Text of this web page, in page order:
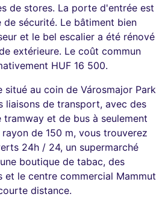
de stores. La porte d'entrée est
de sécurité. Le bâtiment bien
et le bel escalier a été rénové
extérieure. Le coût commun
HUF 16 500.
situé au coin de Városmajor Park
liaisons de transport, avec des
et de bus à seulement
de 150 m, vous trouverez
24h / 24, un supermarché
boutique de tabac, des
et le centre commercial Mammut
distance.